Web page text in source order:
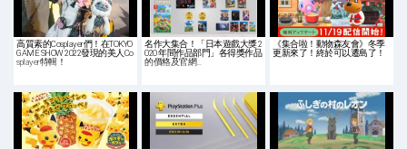
高質素的Cosplayer們！在TOKYO
GAME SHOW 2022發現的美人Co
splayer特輯！
名作大集合！「日本遊戲大獎 2
020 年間作品部門」各得獎作品
的價格及官網…
《集合啦！動物森友會》冬季
更新來了！終於可以遷島了！